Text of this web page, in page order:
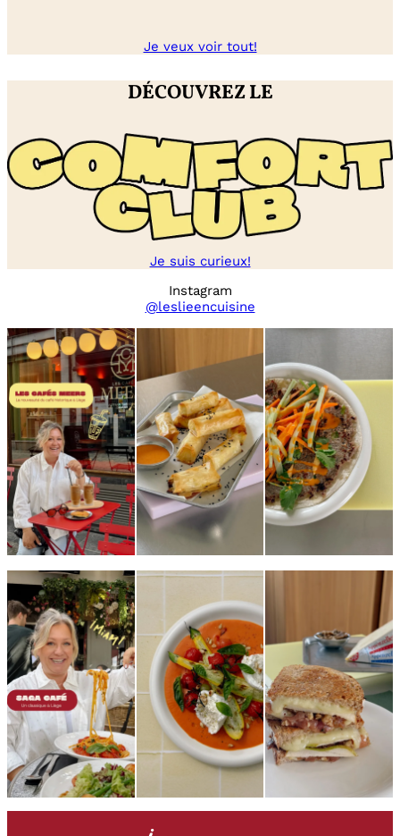
Je veux voir tout!
DÉCOUVREZ LE
Je suis curieux!
Instagram
@leslieencuisine